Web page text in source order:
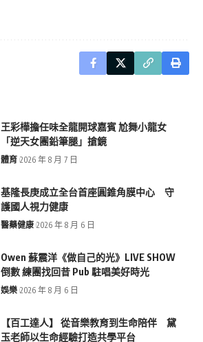
王彩樺擔任味全龍開球嘉賓 尬舞小龍女
「逆天女團鉛筆腿」搶鏡
體育 2026 年 8 月 7 日
基隆長庚成立全台首座圓錐角膜中心 守
護國人視力健康
醫藥健康 2026 年 8 月 6 日
Owen 蘇震洋《做自己的光》LIVE SHOW
倒數 練團找回昔 Pub 駐唱美好時光
娛樂 2026 年 8 月 6 日
【百工達人】 從音樂教育到生命陪伴 黛
玉老師以生命經驗打造共學平台